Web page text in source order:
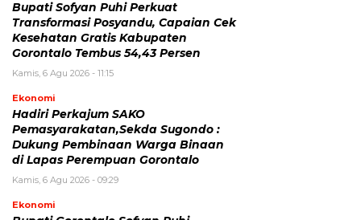
Bupati Sofyan Puhi Perkuat
Transformasi Posyandu, Capaian Cek
Kesehatan Gratis Kabupaten
Gorontalo Tembus 54,43 Persen
Kamis, 6 Agu 2026 - 11:15
Ekonomi
Hadiri Perkajum SAKO
Pemasyarakatan,Sekda Sugondo :
Dukung Pembinaan Warga Binaan
di Lapas Perempuan Gorontalo
Kamis, 6 Agu 2026 - 09:29
Ekonomi